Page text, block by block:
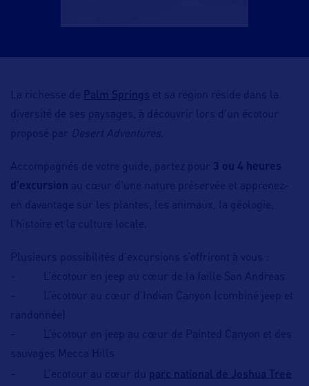
La richesse de Palm Springs et sa région réside dans la
diversité de ses paysages, à découvrir lors d’un écotour
proposé par
Desert Adventures.
Accompagnés de votre guide, partez pour 3 ou 4 heures
d’excursion au cœur d’une nature préservée et apprenez-
en davantage sur les plantes, les animaux, la géologie,
l’histoire et la culture locale.
Plusieurs possibilités d’excursions s’offriront à vous :
– L’écotour en jeep au cœur de la faille San Andreas
– L’écotour au cœur d’Indian Canyon (combiné jeep et
randonnée)
– L’écotour en jeep au cœur de Painted Canyon et des
sauvages Mecca Hills
– L’ecotour au cœur du parc national de Joshua Tree